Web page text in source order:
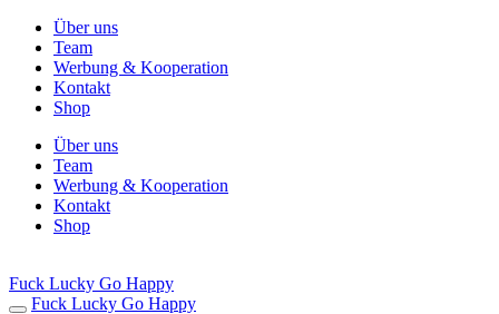
Über uns
Team
Werbung & Kooperation
Kontakt
Shop
Über uns
Team
Werbung & Kooperation
Kontakt
Shop
Fuck Lucky Go Happy
Fuck Lucky Go Happy